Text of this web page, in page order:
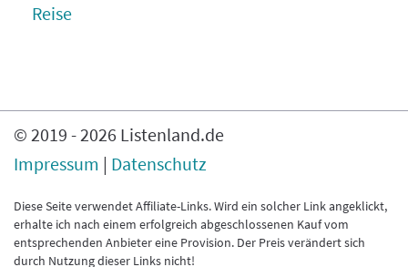
Reise
© 2019 - 2026 Listenland.de
Impressum | Datenschutz
Diese Seite verwendet Affiliate-Links. Wird ein solcher Link angeklickt,
erhalte ich nach einem erfolgreich abgeschlossenen Kauf vom
entsprechenden Anbieter eine Provision. Der Preis verändert sich
durch Nutzung dieser Links nicht!